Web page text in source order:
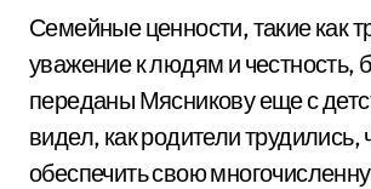
Семейные ценности, такие как
уважение к людям и честность,
переданы Мясникову еще с
видел, как родители трудились,
обеспечить свою